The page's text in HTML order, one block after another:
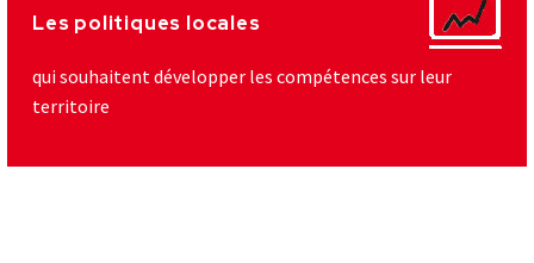
Les politiques locales
qui souhaitent développer les compétences sur leur
territoire